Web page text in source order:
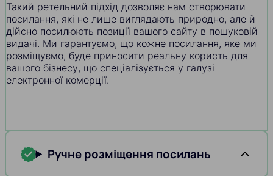
Такий ретельний підхід дозволяє нам створювати
посилання, які не лише виглядають природно, але й
дійсно посилюють позиції вашого сайту в пошуковій
видачі. Ми гарантуємо, що кожне посилання, яке ми
розміщуємо, буде приносити реальну користь для
вашого бізнесу, що спеціалізується у галузі
електронної комерції.
Ручне розміщення посилань